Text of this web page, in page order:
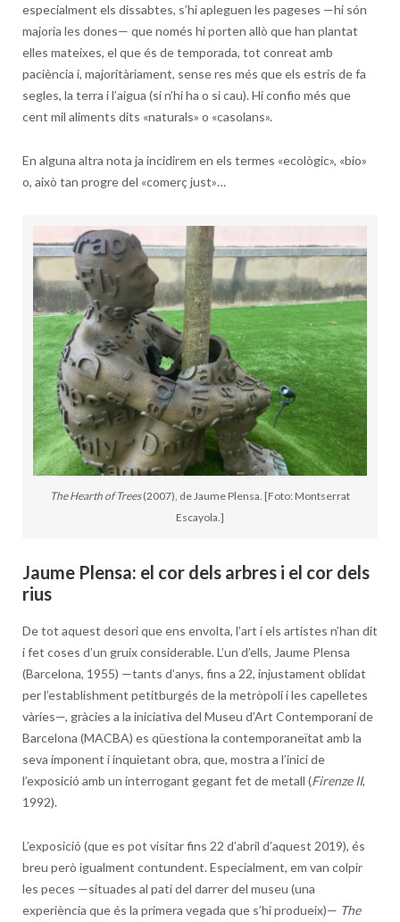
especialment els dissabtes, s’hi apleguen les pageses —hi són
majoria les dones— que només hi porten allò que han plantat
elles mateixes, el que és de temporada, tot conreat amb
paciència i, majoritàriament, sense res més que els estris de fa
segles, la terra i l’aigua (si n’hi ha o si cau). Hi confio més que
cent mil aliments dits «naturals» o «casolans».
En alguna altra nota ja incidirem en els termes «ecològic», «bio»
o, això tan progre del «comerç just»…
The Hearth of Trees(2007), de Jaume Plensa. [Foto: Montserrat
Escayola.]
Jaume Plensa: el cor dels arbres i el cor dels
rius
De tot aquest desori que ens envolta, l’art i els artistes n’han dit
i fet coses d’un gruix considerable. L’un d’ells, Jaume Plensa
(Barcelona, 1955) —tants d’anys, fins a 22, injustament oblidat
per l’establishment petitburgés de la metròpoli i les capelletes
vàries—, gràcies a la iniciativa del Museu d’Art Contemporani de
Barcelona (MACBA) es qüestiona la contemporaneïtat amb la
seva imponent i inquietant obra, que, mostra a l’inici de
l’exposició amb un interrogant gegant fet de metall (Firenze II,
1992).
L’exposició (que es pot visitar fins 22 d’abril d’aquest 2019), és
breu però igualment contundent. Especialment, em van colpir
les peces —situades al pati del darrer del museu (una
experiència que és la primera vegada que s’hi produeix)— The